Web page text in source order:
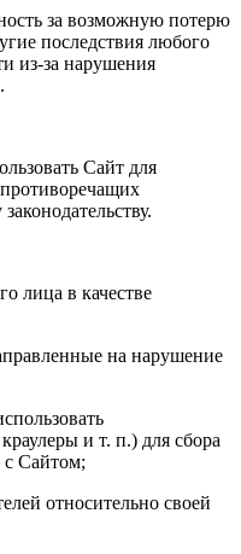
за возможную потерю
последствия любого
из-за нарушения
Сайт для
лица в качестве
на нарушение
и т. п.) для сбора
Сайтом;
относительно своей